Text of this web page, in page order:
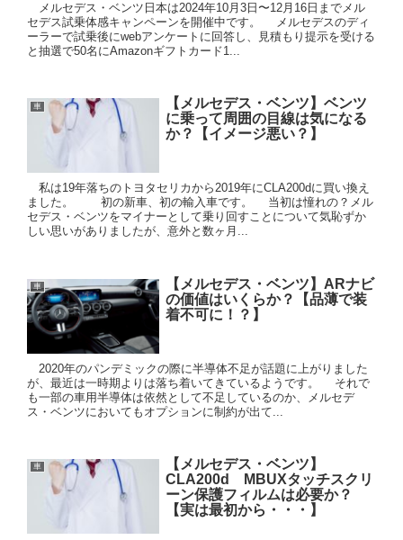
メルセデス・ベンツ日本は2024年10月3日〜12月16日までメル
セデス試乗体感キャンペーンを開催中です。 メルセデスのディ
ーラーで試乗後にwebアンケートに回答し、見積もり提示を受ける
と抽選で50名にAmazonギフトカード1...
車
【メルセデス・ベンツ】ベンツ
に乗って周囲の目線は気になる
か？【イメージ悪い？】
私は19年落ちのトヨタセリカから2019年にCLA200dに買い換え
ました。 初の新車、初の輸入車です。 当初は憧れの？メル
セデス・ベンツをマイナーとして乗り回すことについて気恥ずか
しい思いがありましたが、意外と数ヶ月...
車
【メルセデス・ベンツ】ARナビ
の価値はいくらか？【品薄で装
着不可に！？】
2020年のパンデミックの際に半導体不足が話題に上がりました
が、最近は一時期よりは落ち着いてきているようです。 それで
も一部の車用半導体は依然として不足しているのか、メルセデ
ス・ベンツにおいてもオプションに制約が出て...
車
【メルセデス・ベンツ】
CLA200d MBUXタッチスクリ
ーン保護フィルムは必要か？
【実は最初から・・・】